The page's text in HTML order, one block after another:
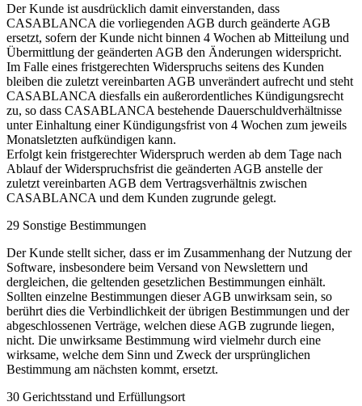
Der Kunde ist ausdrücklich damit einverstanden, dass
CASABLANCA die vorliegenden AGB durch geänderte AGB
ersetzt, sofern der Kunde nicht binnen 4 Wochen ab Mitteilung und
Übermittlung der geänderten AGB den Änderungen widerspricht.
Im Falle eines fristgerechten Widerspruchs seitens des Kunden
bleiben die zuletzt vereinbarten AGB unverändert aufrecht und steht
CASABLANCA diesfalls ein außerordentliches Kündigungsrecht
zu, so dass CASABLANCA bestehende Dauerschuldverhältnisse
unter Einhaltung einer Kündigungsfrist von 4 Wochen zum jeweils
Monatsletzten aufkündigen kann.
Erfolgt kein fristgerechter Widerspruch werden ab dem Tage nach
Ablauf der Widerspruchsfrist die geänderten AGB anstelle der
zuletzt vereinbarten AGB dem Vertragsverhältnis zwischen
CASABLANCA und dem Kunden zugrunde gelegt.
29 Sonstige Bestimmungen
Der Kunde stellt sicher, dass er im Zusammenhang der Nutzung der
Software, insbesondere beim Versand von Newslettern und
dergleichen, die geltenden gesetzlichen Bestimmungen einhält.
Sollten einzelne Bestimmungen dieser AGB unwirksam sein, so
berührt dies die Verbindlichkeit der übrigen Bestimmungen und der
abgeschlossenen Verträge, welchen diese AGB zugrunde liegen,
nicht. Die unwirksame Bestimmung wird vielmehr durch eine
wirksame, welche dem Sinn und Zweck der ursprünglichen
Bestimmung am nächsten kommt, ersetzt.
30 Gerichtsstand und Erfüllungsort